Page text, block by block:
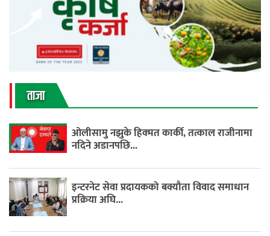
ताजा
ओलीसामु नझुके हिक्मत कार्की, तत्काल राजीनामा
नदिने अडानपछि...
इन्टरनेट सेवा प्रदायकको बक्यौता विवाद समाधान
प्रक्रिया अघि...